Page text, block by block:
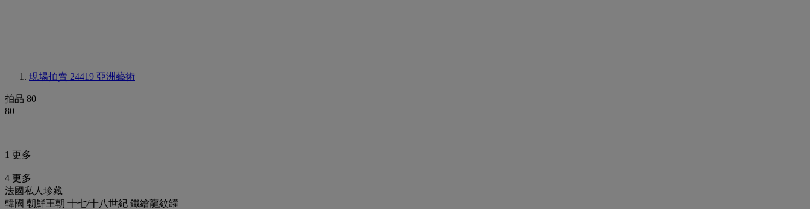
現場拍賣 24419 亞洲藝術
拍品 80
80
1 更多
4 更多
法國私人珍藏
韓國 朝鮮王朝 十七/十八世紀 鐵繪龍紋罐